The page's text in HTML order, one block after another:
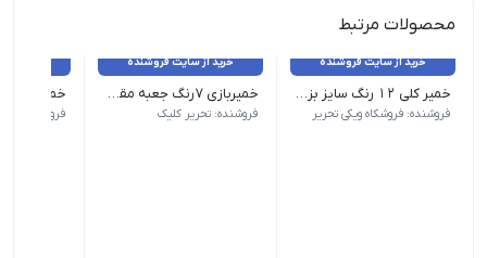
محصولات مرتبط
خرید از سایت فروشنده
خمیر کلی ۱۲ رنگ سایز بزرگ وزن 10 گرم نام محصول| خمیر کلی 12 رنگ سایز بزرگ طرح رنگ | 12 رنگ
فروشنده: فروشکاه ویکی تحریر
خرید از سایت فروشنده
خمیربازی 7رنگ جعبه مقوا نوآوران
فروشنده: تحریر کلیک فروشنده: